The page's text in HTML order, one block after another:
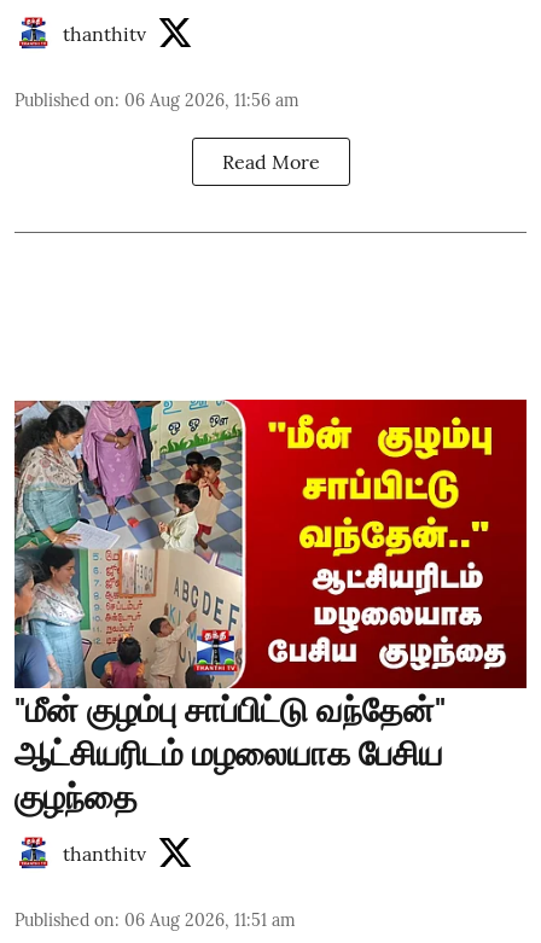
thanthitv
Published on: 06 Aug 2026, 11:56 am
Read More
"மீன் குழம்பு சாப்பிட்டு வந்தேன்"
ஆட்சியரிடம் மழலையாக பேசிய
குழந்தை
thanthitv
Published on: 06 Aug 2026, 11:51 am